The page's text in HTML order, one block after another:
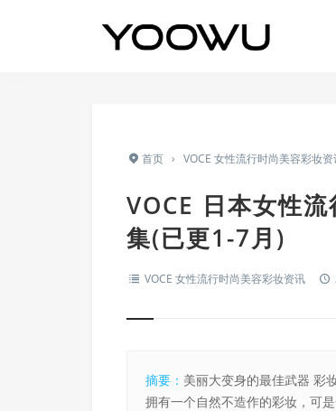
首页 › VOCE 女性流行时尚美容彩妆资
VOCE 日本女性
集(已更1-7月)
VOCE 女性流行时尚美容彩妆资讯
摘要： 美丽大变身的最佳武器 彩
拥有一个自然不造作的彩妆，可